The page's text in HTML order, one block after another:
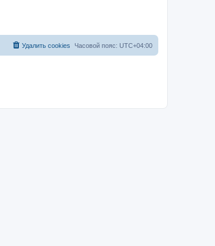
Часовой пояс: UTC+04:00
Удалить cookies